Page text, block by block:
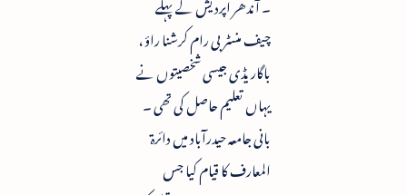
چیف منسٹر بی رام کرشنا راؤ ،
باگاریڈی جیسی شخصیتوں نے
یہاں تعلیم حاصل کی تھی ۔
بانی جامعہ حیدرآباد میں دائرۃ
المعارف کا قیام کیا جس